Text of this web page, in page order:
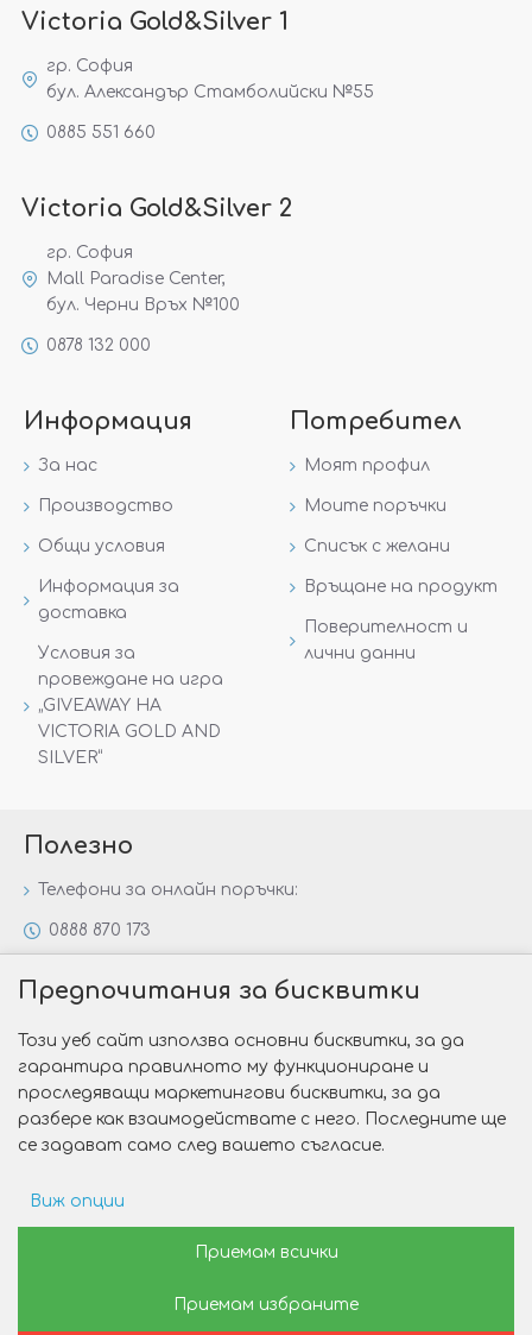
Victoria Gold&Silver 1
гр. София
бул. Александър Стамболийски №55
0885 551 660
Victoria Gold&Silver 2
гр. София
Mall Paradise Center,
бул. Черни Връх №100
0878 132 000
Информация
За нас
Производство
Общи условия
Информация за
доставка
Условия за
провеждане на игра
„GIVEAWAY НА
VICTORIA GOLD AND
SILVER“
Потребител
Моят профил
Моите поръчки
Списък с желани
Връщане на продукт
Поверителност и
лични данни
Полезно
Телефони за онлайн поръчки:
0888 870 173
Специални предложения
Защо да изберете Victoria Gold&Silver?
Как да изберем годежен пръстен?
Изработка на сайт от Web R Solution®
Предпочитания за бисквитки
Този уеб сайт използва основни бисквитки, за да
гарантира правилното му функциониране и
проследяващи маркетингови бисквитки, за да
разбере как взаимодействате с него. Последните ще
се задават само след вашето съгласие.
Виж опции
Рекламни предпочитания
Данни за потребление
Приемам всички
Приемам избраните